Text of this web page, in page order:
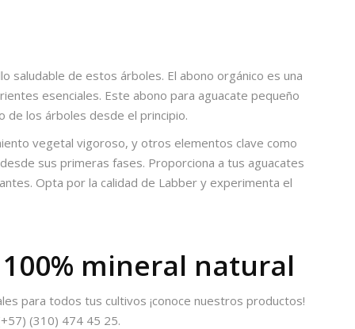
saludable de estos árboles. El abono orgánico es una
esenciales. Este abono para aguacate pequeño
de los árboles desde el principio.
vegetal vigoroso, y otros elementos clave como
sus primeras fases. Proporciona a tus aguacates
Opta por la calidad de Labber y experimenta el
mineral natural
para todos tus cultivos ¡conoce nuestros productos!
(310) 474 45 25.